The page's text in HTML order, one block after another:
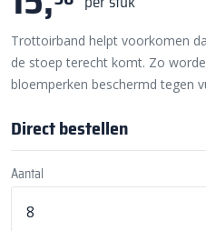
Trottoirband helpt voorkomen
de stoep terecht komt. Zo
bloemperken beschermd tegen
Direct bestellen
Aantal